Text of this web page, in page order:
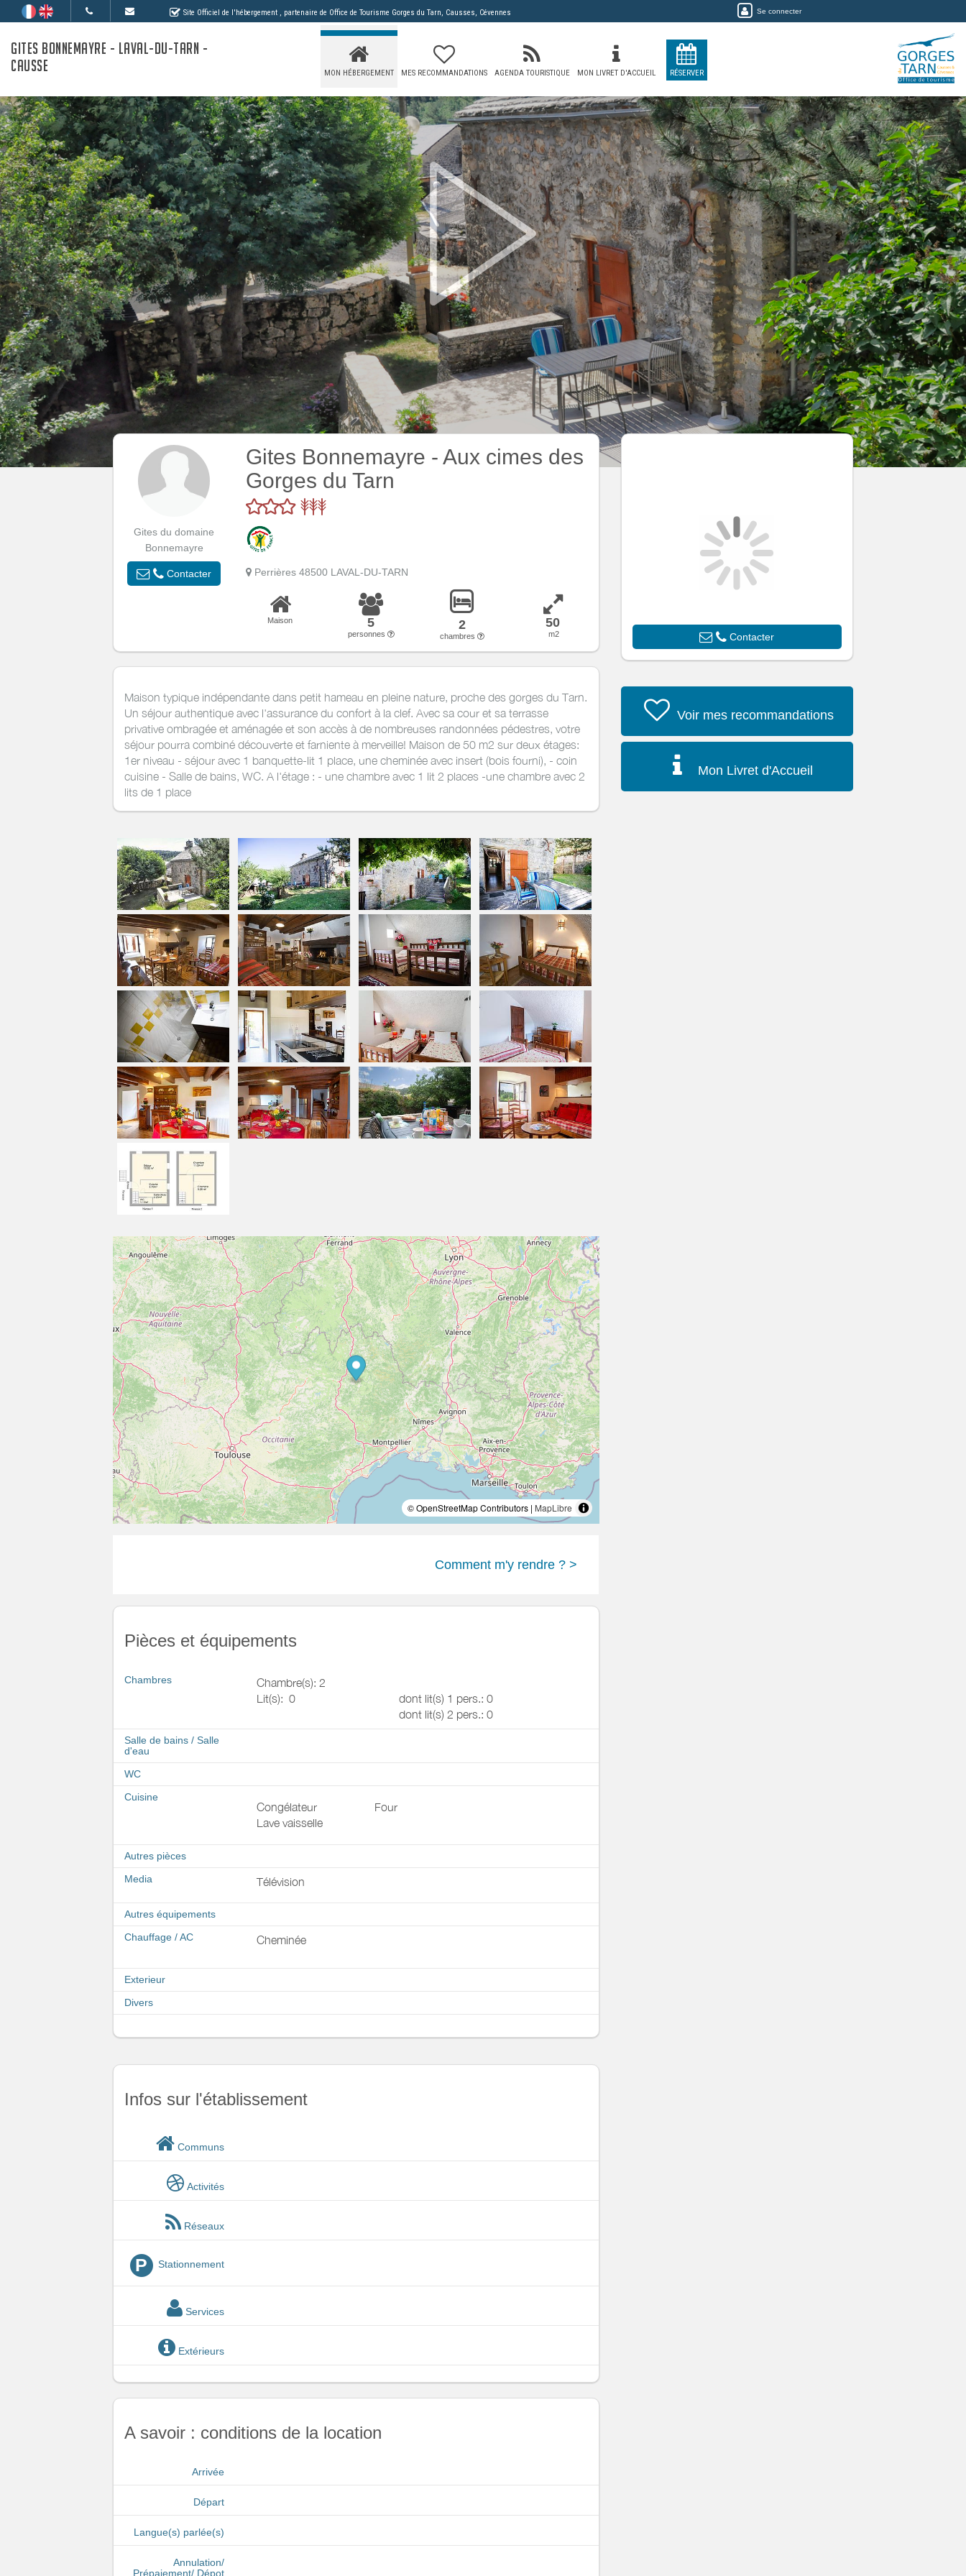
Site Officiel de l'hébergement , partenaire de Office de Tourisme Gorges du Tarn, Causses, Cévennes Se connecter
GITES BONNEMAYRE - LAVAL-DU-TARN -
CAUSSE
MON HÉBERGEMENT MES RECOMMANDATIONS AGENDA TOURISTIQUE MON LIVRET D'ACCUEIL RÉSERVER
Gites du domaine
Bonnemayre
Contacter
Gites Bonnemayre - Aux cimes des
Gorges du Tarn
Perrières 48500 LAVAL-DU-TARN
Maison 5
personnes
2
chambres
50
m2
Maison typique indépendante dans petit hameau en pleine nature, proche des gorges du Tarn.
Un séjour authentique avec l'assurance du confort à la clef. Avec sa cour et sa terrasse
privative ombragée et aménagée et son accès à de nombreuses randonnées pédestres, votre
séjour pourra combiné découverte et farniente à merveille! Maison de 50 m2 sur deux étages:
1er niveau - séjour avec 1 banquette-lit 1 place, une cheminée avec insert (bois fourni), - coin
cuisine - Salle de bains, WC. A l'étage : - une chambre avec 1 lit 2 places -une chambre avec 2
lits de 1 place
© OpenStreetMap Contributors | MapLibre
Comment m'y rendre ? >
Pièces et équipements
Chambres
Chambre(s): 2
Lit(s): 0
dont lit(s) 1 pers.: 0
dont lit(s) 2 pers.: 0
Salle de bains / Salle
d'eau
WC
Cuisine
Congélateur
Four
Lave vaisselle
Autres pièces
Media
Télévision
Autres équipements
Chauffage / AC
Cheminée
Exterieur
Divers
Infos sur l'établissement
Communs
Activités
Réseaux
P Stationnement
Services
Extérieurs
A savoir : conditions de la location
Arrivée
Départ
Langue(s) parlée(s)
Annulation/
Prépaiement/ Dépot
Contacter
Voir mes recommandations
Mon Livret d'Accueil